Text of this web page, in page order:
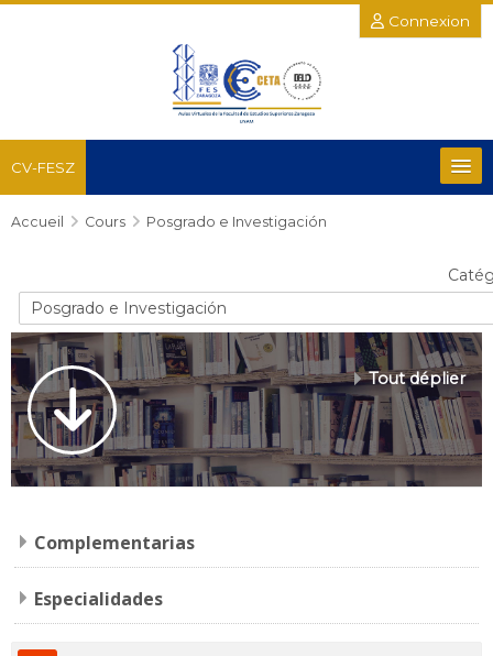
Connexion
CV-FESZ
Recursos
Químico Biológicas
Posgrado e Investigación
Académicas Complementarias
Français ‎(fr)‎
des
Accueil Cours Posgrado e Investigación
Tout déplier
Complementarias
Especialidades